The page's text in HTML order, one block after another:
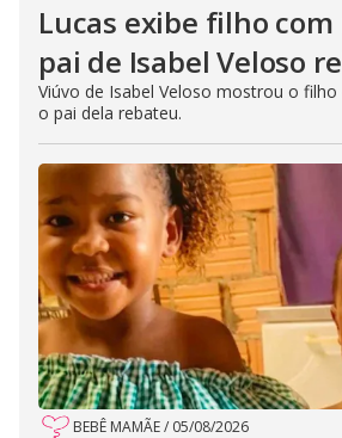
Lucas exibe filho
pai de Isabel Veloso
Viúvo de Isabel Veloso mostrou o
o pai dela rebateu.
BEBÊ MAMÃE/ 05/08/2026